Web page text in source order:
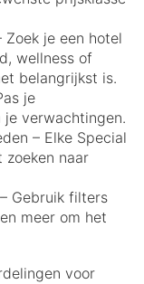
je een hotel
wellness of
belangrijkst is.
je
je verwachtingen.
– Elke Special
naar
Gebruik filters
meer om het
voor